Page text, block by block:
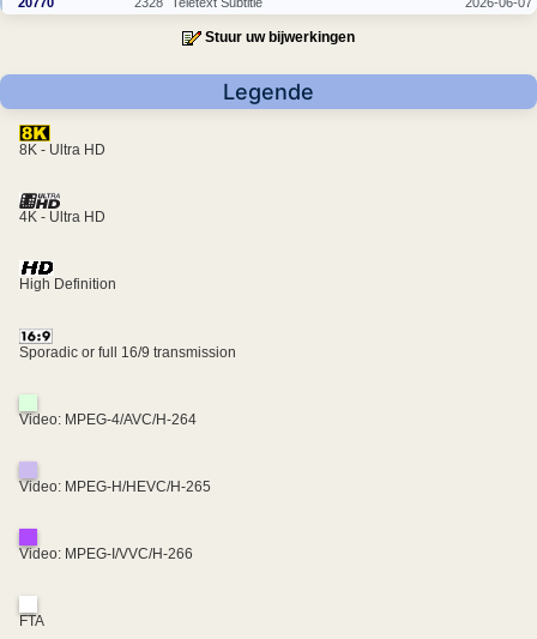
Stuur uw bijwerkingen
Legende
8K - Ultra HD
4K - Ultra HD
High Definition
Sporadic or full 16/9 transmission
Video: MPEG-4/AVC/H-264
Video: MPEG-H/HEVC/H-265
Video: MPEG-I/VVC/H-266
FTA